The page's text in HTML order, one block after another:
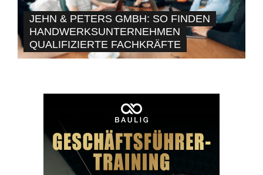
JEHN & PETERS GMBH: SO FINDEN
HANDWERKSUNTERNEHMEN
QUALIFIZIERTE FACHKRÄFTE